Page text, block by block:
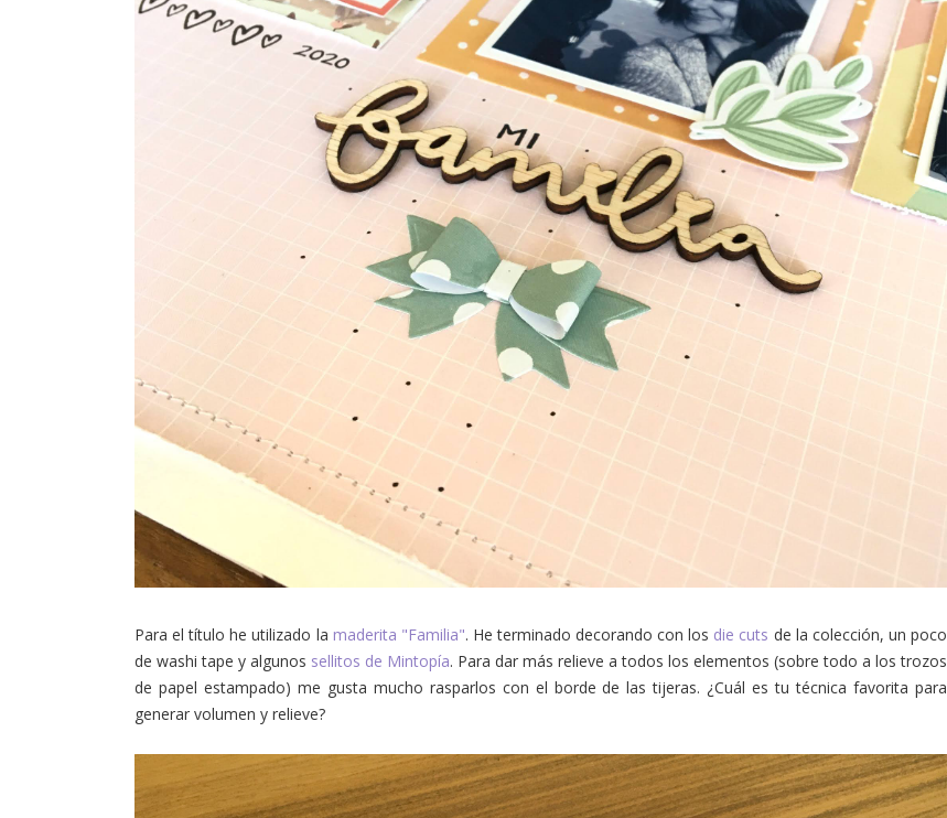
Para el título he utilizado la maderita "Familia". He terminado decorando con los die cuts de la colección, un poco
de washi tape y algunos sellitos de Mintopía. Para dar más relieve a todos los elementos (sobre todo a los trozos
de papel estampado) me gusta mucho rasparlos con el borde de las tijeras. ¿Cuál es tu técnica favorita para
generar volumen y relieve?